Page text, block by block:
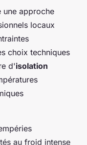
une approche
locaux
choix techniques
d'isolation
au froid intense